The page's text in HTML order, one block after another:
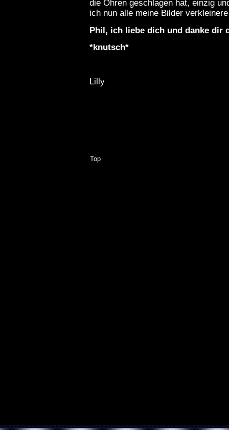
die Ohren geschlagen hat, einzig
ich nun alle meine Bilder
Phil, ich liebe dich und danke dir
*knutsch*
Lilly